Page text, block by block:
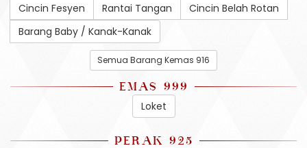
Cincin Fesyen
Rantai Tangan
Cincin Belah Rotan
Barang Baby / Kanak-Kanak
Semua Barang Kemas 916
EMAS 999
Loket
PERAK 925